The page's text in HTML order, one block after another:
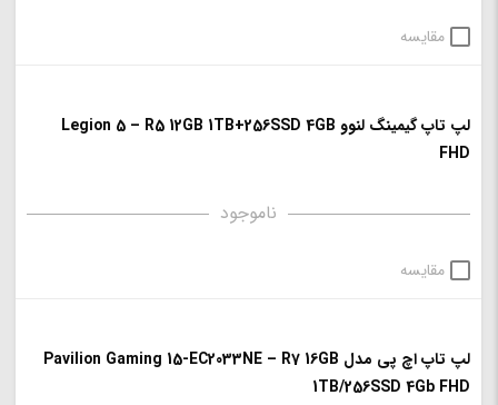
مقایسه
لپ تاپ گیمینگ لنوو Legion 5 – R5 12GB 1TB+256SSD 4GB
FHD
ناموجود
مقایسه
لپ تاپ اچ پی مدل Pavilion Gaming 15-EC2033NE – R7 16GB
1TB/256SSD 4Gb FHD